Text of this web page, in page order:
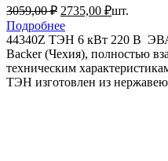
3059,00₽ Первоначальная
цена
составляла
3059,00 ₽.
2735,00 ₽Текущая
2735,00 ₽.
шт.
Подробнее
44340Z ТЭН 6 кВт 220 В
Backer (Чехия), полностью
техническим
ТЭН изготовлен из